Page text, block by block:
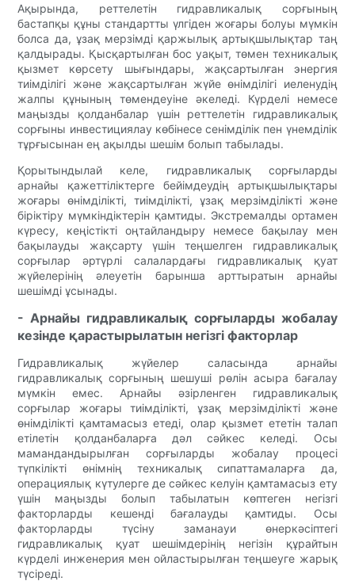
Ақырында, реттелетін гидравликалық сорғының
бастапқы құны стандартты үлгіден жоғары болуы мүмкін
болса да, ұзақ мерзімді қаржылық артықшылықтар таң
қалдырады. Қысқартылған бос уақыт, төмен техникалық
қызмет көрсету шығындары, жақсартылған энергия
тиімділігі және жақсартылған жүйе өнімділігі иеленудің
жалпы құнының төмендеуіне әкеледі. Күрделі немесе
маңызды қолданбалар үшін реттелетін гидравликалық
сорғыны инвестициялау көбінесе сенімділік пен үнемділік
тұрғысынан ең ақылды шешім болып табылады.
Қорытындылай келе, гидравликалық сорғыларды
арнайы қажеттіліктерге бейімдеудің артықшылықтары
жоғары өнімділікті, тиімділікті, ұзақ мерзімділікті және
біріктіру мүмкіндіктерін қамтиды. Экстремалды ортамен
күресу, кеңістікті оңтайландыру немесе бақылау мен
бақылауды жақсарту үшін теңшелген гидравликалық
сорғылар әртүрлі салалардағы гидравликалық қуат
жүйелерінің әлеуетін барынша арттыратын арнайы
шешімді ұсынады.
- Арнайы гидравликалық сорғыларды жобалау
кезінде қарастырылатын негізгі факторлар
Гидравликалық жүйелер саласында арнайы
гидравликалық сорғының шешуші рөлін асыра бағалау
мүмкін емес. Арнайы әзірленген гидравликалық
сорғылар жоғары тиімділікті, ұзақ мерзімділікті және
өнімділікті қамтамасыз етеді, олар қызмет ететін талап
етілетін қолданбаларға дәл сәйкес келеді. Осы
мамандандырылған сорғыларды жобалау процесі
түпкілікті өнімнің техникалық сипаттамаларға да,
операциялық күтулерге де сәйкес келуін қамтамасыз ету
үшін маңызды болып табылатын көптеген негізгі
факторларды кешенді бағалауды қамтиды. Осы
факторларды түсіну заманауи өнеркәсіптегі
гидравликалық қуат шешімдерінің негізін құрайтын
күрделі инженерия мен ойластырылған теңшеуге жарық
түсіреді.